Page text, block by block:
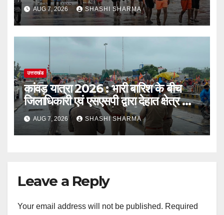
ओर हुए रवाना
AUG 7, 2026 SHASHI SHARMA
उत्तराखंड
कांवड़ यात्रा 2026 : भारी बारिश के बीच
जिलाधिकारी एवं एसएसपी द्वारा देहात क्षेत्र का
भ्रमण, सुरक्षा व्यवस्थाओं का लिया जायजा
AUG 7, 2026 SHASHI SHARMA
Leave a Reply
Your email address will not be published. Required